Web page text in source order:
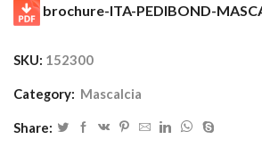
brochure-ITA-PEDIBOND-
SKU: 152300
Category: Mascalcia
Share: